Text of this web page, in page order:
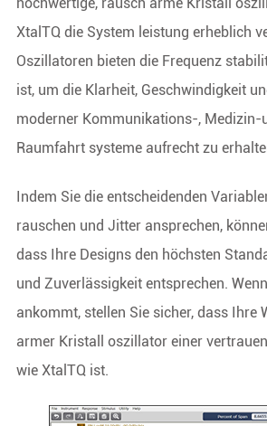
XtalTQ die System leistung erheblich
Oszillatoren bieten die Frequenz
ist, um die Klarheit, Geschwindigkeit
moderner Kommunikations-, Medizin-
Raumfahrt systeme aufrecht zu
Indem Sie die entscheidenden
rauschen und Jitter ansprechen,
dass Ihre Designs den höchsten
und Zuverlässigkeit entsprechen.
ankommt, stellen Sie sicher, dass Ihre
armer Kristall oszillator einer
wie XtalTQ ist.